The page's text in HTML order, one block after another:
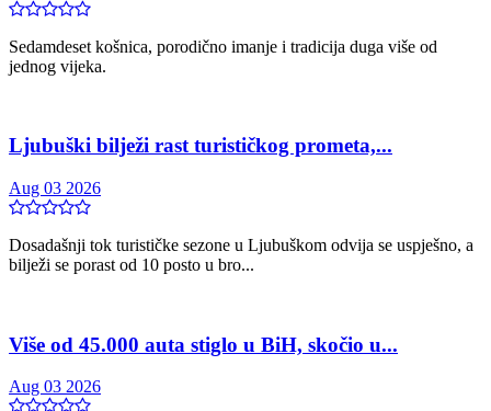
Sedamdeset košnica, porodično imanje i tradicija duga više od
jednog vijeka.
Ljubuški bilježi rast turističkog prometa,...
Aug 03 2026
Dosadašnji tok turističke sezone u Ljubuškom odvija se uspješno, a
bilježi se porast od 10 posto u bro...
Više od 45.000 auta stiglo u BiH, skočio u...
Aug 03 2026